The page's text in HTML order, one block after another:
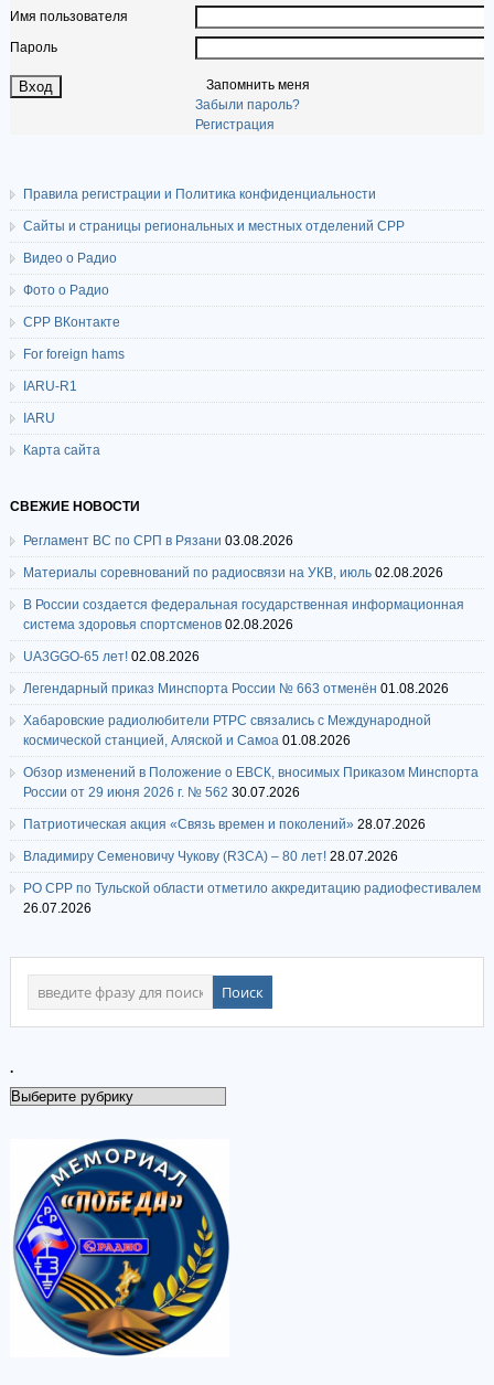
Имя пользователя
Пароль
Запомнить меня
Забыли пароль?
Регистрация
Правила регистрации и Политика конфиденциальности
Сайты и страницы региональных и местных отделений СРР
Видео о Радио
Фото о Радио
СРР ВКонтакте
For foreign hams
IARU-R1
IARU
Карта сайта
СВЕЖИЕ НОВОСТИ
Регламент ВС по СРП в Рязани 03.08.2026
Материалы соревнований по радиосвязи на УКВ, июль 02.08.2026
В России создается федеральная государственная информационная
система здоровья спортсменов 02.08.2026
UA3GGO-65 лет! 02.08.2026
Легендарный приказ Минспорта России № 663 отменён 01.08.2026
Хабаровские радиолюбители РТРС связались с Международной
космической станцией, Аляской и Самоа 01.08.2026
Обзор изменений в Положение о ЕВСК, вносимых Приказом Минспорта
России от 29 июня 2026 г. № 562 30.07.2026
Патриотическая акция «Связь времен и поколений» 28.07.2026
Владимиру Семеновичу Чукову (R3CA) – 80 лет! 28.07.2026
РО СРР по Тульской области отметило аккредитацию радиофестивалем
26.07.2026
.